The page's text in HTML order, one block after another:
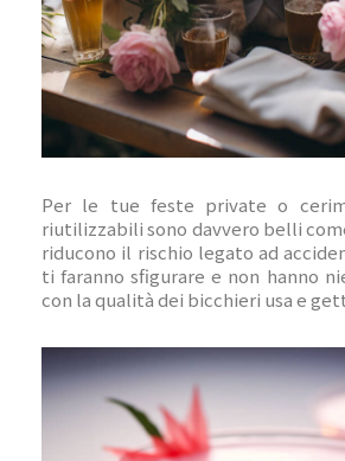
Per le tue feste private o
riutilizzabili sono davvero belli
riducono il rischio legato ad
ti faranno sfigurare e non hanno
con la qualità dei bicchieri usa e